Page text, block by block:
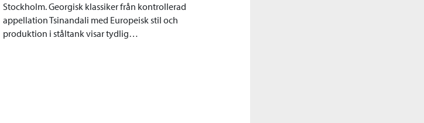
Stockholm. Georgisk klassiker från kontrollerad
appellation Tsinandali med Europeisk stil och
produktion i ståltank visar tydlig…